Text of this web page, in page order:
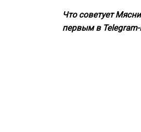
Что советует
первым в Telegram